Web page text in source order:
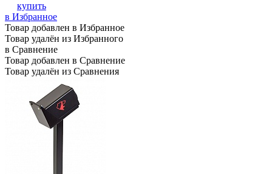
купить
в Избранное
Товар добавлен в Избранное
Товар удалён из Избранного
в Сравнение
Товар добавлен в Сравнение
Товар удалён из Сравнения